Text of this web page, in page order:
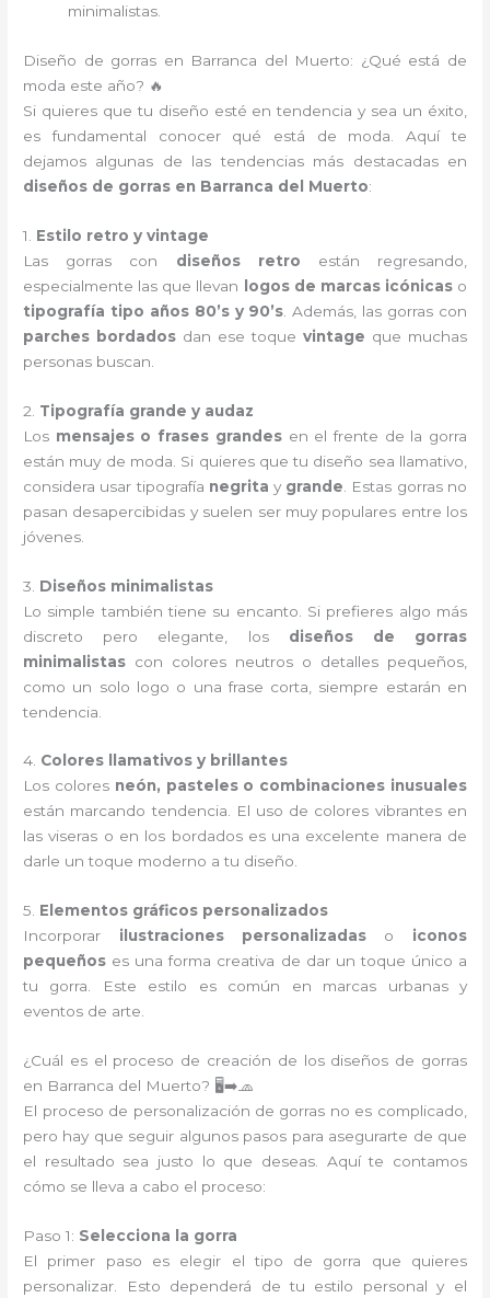
minimalistas.
Diseño de gorras en Barranca del Muerto: ¿Qué está de
moda este año? 🔥
Si quieres que tu diseño esté en tendencia y sea un éxito,
es fundamental conocer qué está de moda. Aquí te
dejamos algunas de las tendencias más destacadas en
diseños de gorras en Barranca del Muerto:
1. Estilo retro y vintage
Las gorras con diseños retro están regresando,
especialmente las que llevan
logos de marcas icónicaso
tipografía tipo años 80’s y 90’s . Además, las gorras con
parches bordados dan ese toque vintage que muchas
personas buscan.
2. Tipografía grande y audaz
Los mensajes o frases grandesen el frente de la gorra
están muy de moda. Si quieres que tu diseño sea llamativo,
considera usar tipografía negrita y grande . Estas gorras no
pasan desapercibidas y suelen ser muy populares entre los
jóvenes.
3. Diseños minimalistas
Lo simple también tiene su encanto. Si prefieres algo más
discreto pero elegante, los diseños de gorras
minimalistas con colores neutros o detalles pequeños,
como un solo logo o una frase corta, siempre estarán en
tendencia.
4. Colores llamativos y brillantes
Los colores neón, pasteles o combinaciones inusuales
están marcando tendencia. El uso de colores vibrantes en
las viseras o en los bordados es una excelente manera de
darle un toque moderno a tu diseño.
5. Elementos gráficos personalizados
Incorporar ilustraciones personalizadas o iconos
pequeños es una forma creativa de dar un toque único a
tu gorra. Este estilo es común en marcas urbanas y
eventos de arte.
¿Cuál es el proceso de creación de los diseños de gorras
en Barranca del Muerto? 🖥️➡️🧢
El proceso de personalización de gorras no es complicado,
pero hay que seguir algunos pasos para asegurarte de que
el resultado sea justo lo que deseas. Aquí te contamos
cómo se lleva a cabo el proceso:
Paso 1: Selecciona la gorra
El primer paso es elegir el tipo de gorra que quieres
personalizar. Esto dependerá de tu estilo personal y el